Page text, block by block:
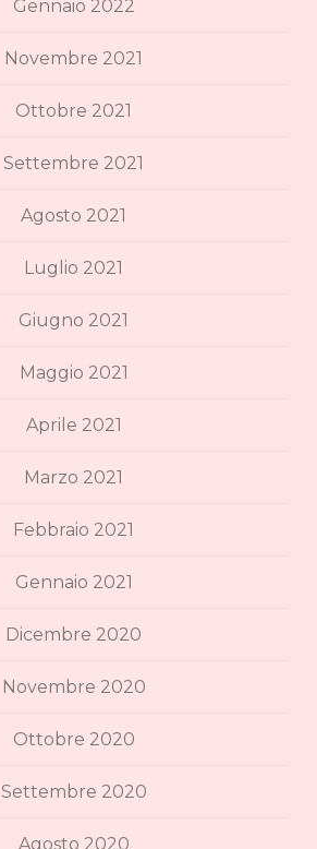
Gennaio 2022
Novembre 2021
Ottobre 2021
Settembre 2021
Agosto 2021
Luglio 2021
Giugno 2021
Maggio 2021
Aprile 2021
Marzo 2021
Febbraio 2021
Gennaio 2021
Dicembre 2020
Novembre 2020
Ottobre 2020
Settembre 2020
Agosto 2020